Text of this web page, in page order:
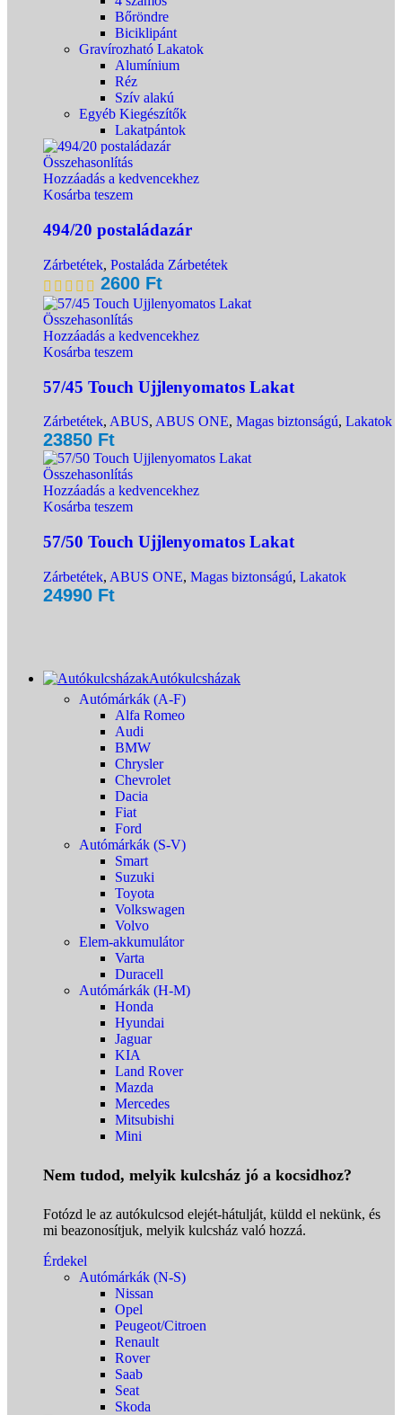
Bőröndre
Biciklipánt
Gravírozható Lakatok
Alumínium
Réz
Szív alakú
Egyéb Kiegészítők
Lakatpántok
Összehasonlítás
Hozzáadás a kedvencekhez
Kosárba teszem
494/20 postaládazár
Zárbetétek, Postaláda Zárbetétek
2600 Ft
Összehasonlítás
Hozzáadás a kedvencekhez
Kosárba teszem
57/45 Touch Ujjlenyomatos Lakat
Zárbetétek, ABUS, ABUS ONE, Magas biztonságú, Lakatok
23850 Ft
Összehasonlítás
Hozzáadás a kedvencekhez
Kosárba teszem
57/50 Touch Ujjlenyomatos Lakat
Zárbetétek, ABUS ONE, Magas biztonságú, Lakatok
24990 Ft
Autókulcsházak
Autómárkák (A-F)
Alfa Romeo
Audi
BMW
Chrysler
Chevrolet
Dacia
Fiat
Ford
Autómárkák (S-V)
Smart
Suzuki
Toyota
Volkswagen
Volvo
Elem-akkumulátor
Varta
Duracell
Autómárkák (H-M)
Honda
Hyundai
Jaguar
KIA
Land Rover
Mazda
Mercedes
Mitsubishi
Mini
Nem tudod, melyik kulcsház jó a kocsidhoz?
Fotózd le az autókulcsod elejét-hátulját, küldd el nekünk, és
mi beazonosítjuk, melyik kulcsház való hozzá.
Érdekel
Autómárkák (N-S)
Nissan
Opel
Peugeot/Citroen
Renault
Rover
Saab
Seat
Skoda